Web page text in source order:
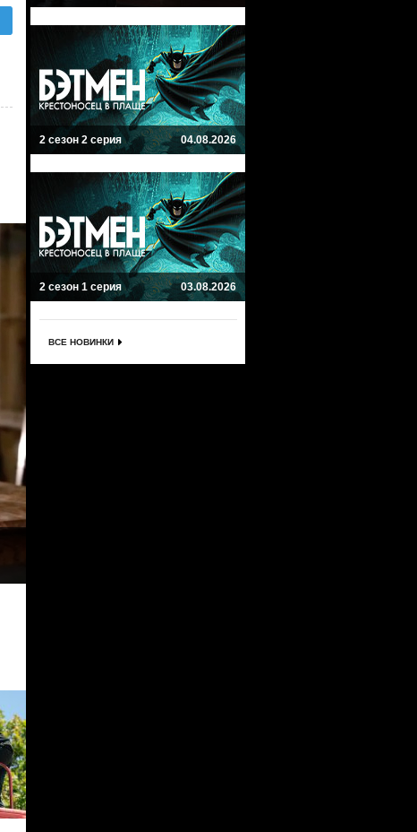
2 сезон 2 серия 04.08.2026
2 сезон 1 серия 03.08.2026
ВСЕ НОВИНКИ